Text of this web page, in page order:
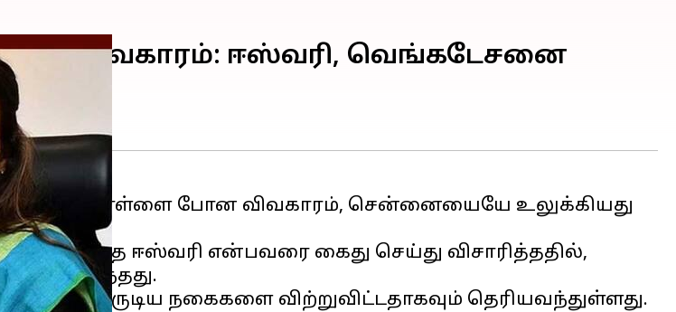
விவகாரம்: ஈஸ்வரி, வெங்கடேசனை
நகைகள் கொள்ளை போன விவகாரம், சென்னையையே உலுக்கியது
செய்த ஈஸ்வரி என்பவரை கைது செய்து விசாரித்ததில்,
தெரியவந்தது.
திருடிய நகைகளை விற்றுவிட்டதாகவும் தெரியவந்துள்ளது.